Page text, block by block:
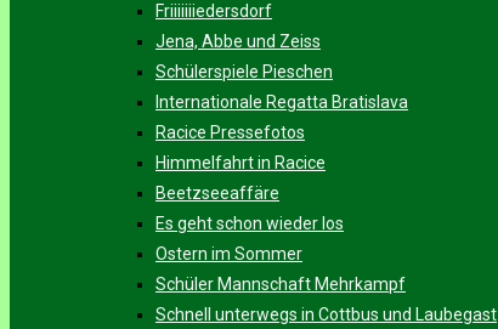
Friiiiiiiedersdorf
Jena, Abbe und Zeiss
Schülerspiele Pieschen
Internationale Regatta Bratislava
Racice Pressefotos
Himmelfahrt in Racice
Beetzseeaffäre
Es geht schon wieder los
Ostern im Sommer
Schüler Mannschaft Mehrkampf
Schnell unterwegs in Cottbus und Laubegast